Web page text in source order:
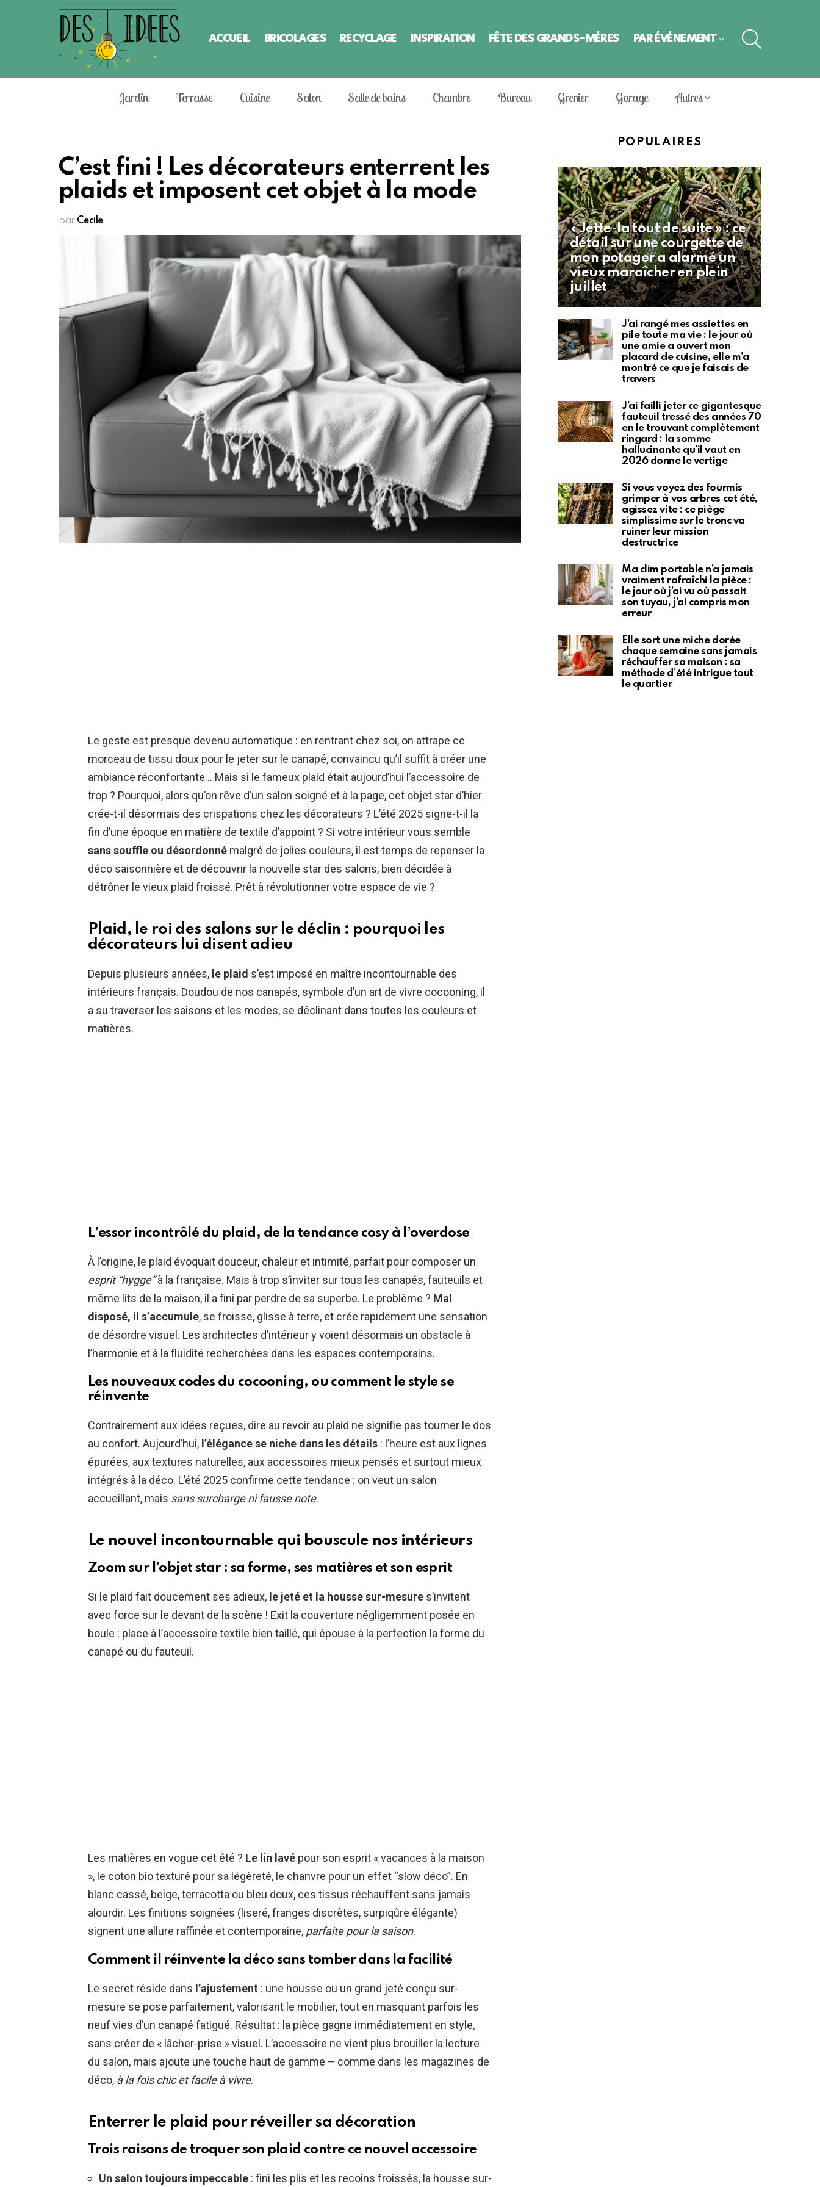
ACCUEIL BRICOLAGES RECYCLAGE INSPIRATION FÊTE DES GRANDS-MÈRES PAR ÉVÈNEMENT
Jardin Terrasse Cuisine Salon Salle de bains Chambre Bureau Grenier Garage Autres
C’est fini ! Les décorateurs enterrent les
plaids et imposent cet objet à la mode
par Cecile
Le geste est presque devenu automatique : en rentrant chez soi, on attrape ce
morceau de tissu doux pour le jeter sur le canapé, convaincu qu’il suffit à créer une
ambiance réconfortante… Mais si le fameux plaid était aujourd’hui l’accessoire de
trop ? Pourquoi, alors qu’on rêve d’un salon soigné et à la page, cet objet star d’hier
crée-t-il désormais des crispations chez les décorateurs ? L’été 2025 signe-t-il la
fin d’une époque en matière de textile d’appoint ? Si votre intérieur vous semble
sans souffle ou désordonné malgré de jolies couleurs, il est temps de repenser la
déco saisonnière et de découvrir la nouvelle star des salons, bien décidée à
détrôner le vieux plaid froissé. Prêt à révolutionner votre espace de vie ?
Plaid, le roi des salons sur le déclin : pourquoi les
décorateurs lui disent adieu
Depuis plusieurs années, le plaid s’est imposé en maître incontournable des
intérieurs français. Doudou de nos canapés, symbole d’un art de vivre cocooning, il
a su traverser les saisons et les modes, se déclinant dans toutes les couleurs et
matières.
L’essor incontrôlé du plaid, de la tendance cosy à l’overdose
À l’origine, le plaid évoquait douceur, chaleur et intimité, parfait pour composer un
esprit “hygge”à la française. Mais à trop s’inviter sur tous les canapés, fauteuils et
même lits de la maison, il a fini par perdre de sa superbe. Le problème ? Mal
disposé, il s’accumule, se froisse, glisse à terre, et crée rapidement une sensation
de désordre visuel. Les architectes d’intérieur y voient désormais un obstacle à
l’harmonie et à la fluidité recherchées dans les espaces contemporains.
Les nouveaux codes du cocooning, ou comment le style se
réinvente
Contrairement aux idées reçues, dire au revoir au plaid ne signifie pas tourner le dos
au confort. Aujourd’hui, l’élégance se niche dans les détails : l’heure est aux lignes
épurées, aux textures naturelles, aux accessoires mieux pensés et surtout mieux
intégrés à la déco. L’été 2025 confirme cette tendance : on veut un salon
accueillant, mais sans surcharge ni fausse note.
Le nouvel incontournable qui bouscule nos intérieurs
Zoom sur l’objet star : sa forme, ses matières et son esprit
Si le plaid fait doucement ses adieux, le jeté et la housse sur-mesure s’invitent
avec force sur le devant de la scène ! Exit la couverture négligemment posée en
boule : place à l’accessoire textile bien taillé, qui épouse à la perfection la forme du
canapé ou du fauteuil.
Les matières en vogue cet été ? Le lin lavé pour son esprit « vacances à la maison
», le coton bio texturé pour sa légèreté, le chanvre pour un effet “slow déco”. En
blanc cassé, beige, terracotta ou bleu doux, ces tissus réchauffent sans jamais
alourdir. Les finitions soignées (liseré, franges discrètes, surpiqûre élégante)
signent une allure raffinée et contemporaine, parfaite pour la saison.
Comment il réinvente la déco sans tomber dans la facilité
Le secret réside dans l’ajustement : une housse ou un grand jeté conçu sur-
mesure se pose parfaitement, valorisant le mobilier, tout en masquant parfois les
neuf vies d’un canapé fatigué. Résultat : la pièce gagne immédiatement en style,
sans créer de « lâcher-prise » visuel. L’accessoire ne vient plus brouiller la lecture
du salon, mais ajoute une touche haut de gamme – comme dans les magazines de
déco, à la fois chic et facile à vivre.
Enterrer le plaid pour réveiller sa décoration
Trois raisons de troquer son plaid contre ce nouvel accessoire
Un salon toujours impeccable : fini les plis et les recoins froissés, la housse sur-
POPULAIRES
« Jette-la tout de suite » : ce
détail sur une courgette de
mon potager a alarmé un
vieux maraîcher en plein
juillet
J’ai rangé mes assiettes en
pile toute ma vie : le jour où
une amie a ouvert mon
placard de cuisine, elle m’a
montré ce que je faisais de
travers
J’ai failli jeter ce gigantesque
fauteuil tressé des années 70
en le trouvant complètement
ringard : la somme
hallucinante qu’il vaut en
2026 donne le vertige
Si vous voyez des fourmis
grimper à vos arbres cet été,
agissez vite : ce piège
simplissime sur le tronc va
ruiner leur mission
destructrice
Ma clim portable n’a jamais
vraiment rafraîchi la pièce :
le jour où j’ai vu où passait
son tuyau, j’ai compris mon
erreur
Elle sort une miche dorée
chaque semaine sans jamais
réchauffer sa maison : sa
méthode d’été intrigue tout
le quartier